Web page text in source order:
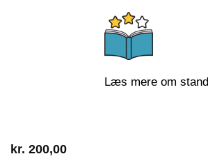
Læs mere om stand
kr. 200,00